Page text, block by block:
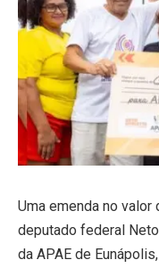
Uma emenda no
deputado federal
da APAE de